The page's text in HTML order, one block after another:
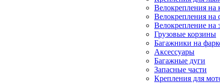
Велокрепления
Велокрепления на
Велокрепление на
Грузовые корзины
Багажники на
Аксессуары
Багажные дуги
Запасные части
Крепления для